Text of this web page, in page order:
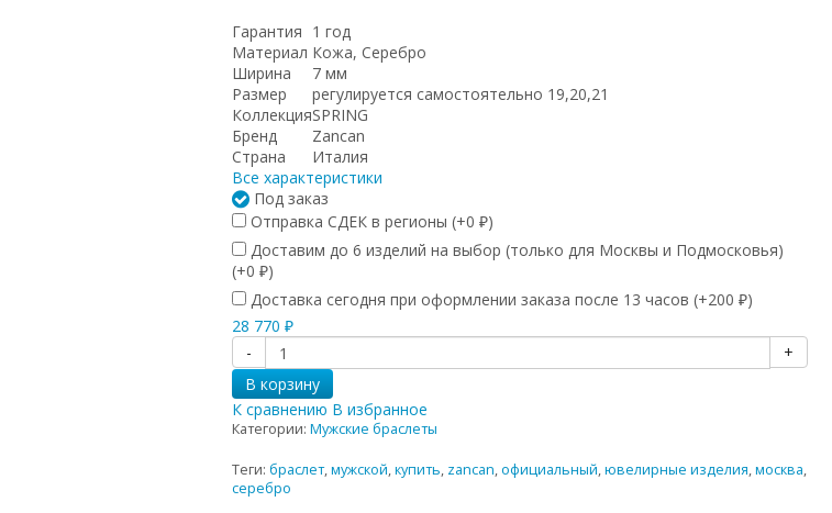
Гарантия 1 год
Материал Кожа, Серебро
Ширина
7 мм
Размер
регулируется самостоятельно 19,20,21
КоллекцияSPRING
Бренд
Zancan
Страна
Италия
Все характеристики
Под заказ
Отправка СДЕК в регионы (+0 ₽)
Доставим до 6 изделий на выбор (только для Москвы и Подмосковья)
(+0 ₽)
Доставка сегодня при оформлении заказа после 13 часов (+200 ₽)
28 770 ₽
-
+
В корзину
К сравнению В избранное
Категории: Мужские браслеты
Теги: браслет,мужской,купить, zancan,официальный,ювелирные изделия,москва,
серебро